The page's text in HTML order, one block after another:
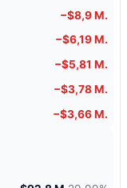
−$8,9 M.
−$6,19 M.
−$5,81 M.
−$3,78 M.
−$3,66 M.